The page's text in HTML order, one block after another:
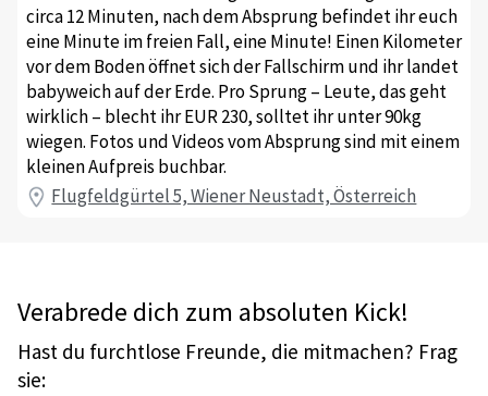
circa 12 Minuten, nach dem Absprung befindet ihr euch
eine Minute im freien Fall, eine Minute! Einen Kilometer
vor dem Boden öffnet sich der Fallschirm und ihr landet
babyweich auf der Erde. Pro Sprung – Leute, das geht
wirklich – blecht ihr EUR 230, solltet ihr unter 90kg
wiegen. Fotos und Videos vom Absprung sind mit einem
kleinen Aufpreis buchbar.
Flugfeldgürtel 5, Wiener Neustadt, Österreich
Verabrede dich zum absoluten Kick!
Hast du furchtlose Freunde, die mitmachen? Frag
sie: